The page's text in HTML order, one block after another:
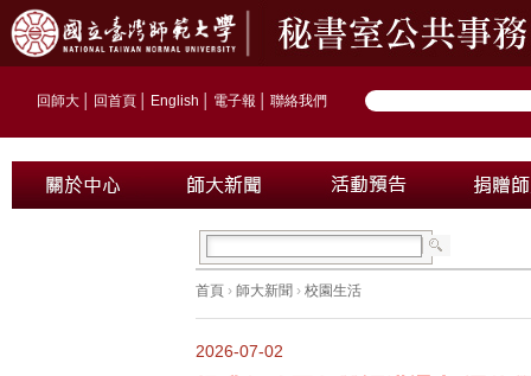
回師大 回首頁 English 電子報 聯絡我們
首頁 › 師大新聞 › 校園生活
2026-07-02